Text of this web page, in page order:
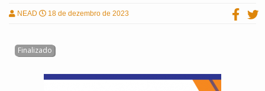
NEAD 18 de dezembro de 2023